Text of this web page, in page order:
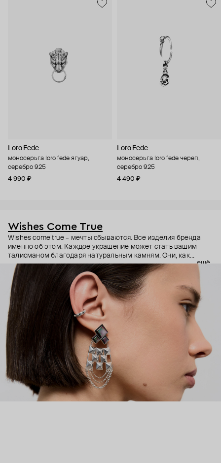
Loro Fede
моносерьга loro fede ягуар,
серебро 925
4 990 ₽
Loro Fede
моносерьга loro fede череп,
серебро 925
4 490 ₽
Wishes Come True
Wishes come true – мечты сбываются. Все изделия бренда
именно об этом. Каждое украшение может стать вашим
талисманом благодаря натуральным камням. Они, как
известно, обладают очень сильной энергетикой и
различными свойствами – ваши желания рискуют сбыться.
Дизайнер Анастасия Тарасова мечтала о своём бренде
украшений, и её мечта сбылась.
ещё